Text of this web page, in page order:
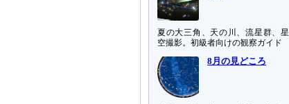
夏の大三角、天の川、流星群、星
空撮影。初級者向けの観察ガイド
8月の見どころ